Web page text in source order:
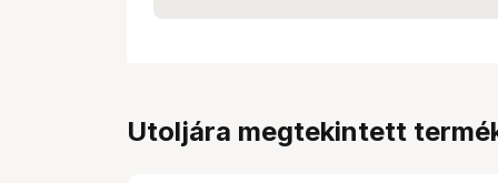
Utoljára megtekintett